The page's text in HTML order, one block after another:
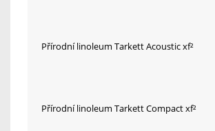
Přírodní linoleum Tarkett Acoustic xf²
Přírodní linoleum Tarkett Compact xf²